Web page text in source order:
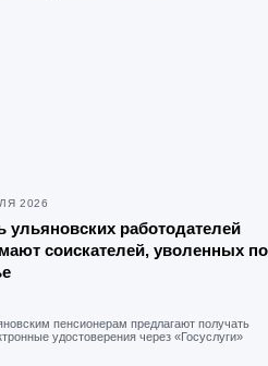
2026
ульяновских работодателей
соискателей, уволенных по